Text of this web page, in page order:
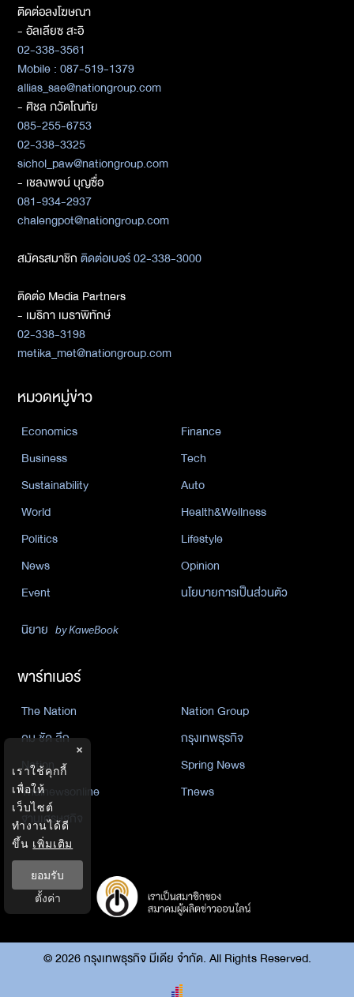
ติดต่อลงโฆษณา
- อัลเลียซ สะอิ
02-338-3561
Mobile : 087-519-1379
allias_sae@nationgroup.com
- ศิชล ภวัตโณทัย
085-255-6753
02-338-3325
sichol_paw@nationgroup.com
- เชลงพจน์ บุญซื่อ
081-934-2937
chalengpot@nationgroup.com
สมัครสมาชิกติดต่อเบอร์ 02-338-3000
ติดต่อ Media Partners
- เมธิกา เมธาพิทักษ์
02-338-3198
metika_met@nationgroup.com
หมวดหมู่ข่าว
Economics
Finance
Business
Tech
Sustainability
Auto
World
Health&Wellness
Politics
Lifestyle
News
Opinion
Event
นโยบายการเป็นส่วนตัว
นิยาย by KaweBook
พาร์ทเนอร์
The Nation
Nation Group
คม ชัด ลึก
กรุงเทพธุรกิจ
Nation
Spring News
Thainewsonline
Tnews
ฐานเศรษฐกิจ
©2026กรุงเทพธุรกิจ มีเดีย จำกัด. All Rights Reserved.
×
เราใช้คุกกี้
เพื่อให้
เว็บไซต์
ทำงานได้ดี
ขึ้น เพิ่มเติม
ยอมรับ
ตั้งค่า